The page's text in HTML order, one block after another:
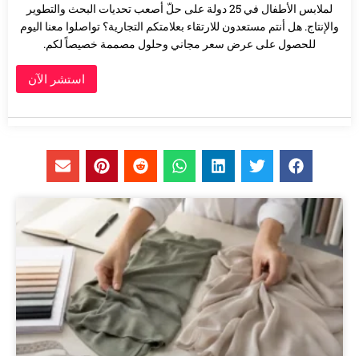
لملابس الأطفال في 25 دولة على حلّ أصعب تحديات البحث والتطوير
والإنتاج. هل أنتم مستعدون للارتقاء بعلامتكم التجارية؟ تواصلوا معنا اليوم
للحصول على عرض سعر مجاني وحلول مصممة خصيصاً لكم.
استشر الآن